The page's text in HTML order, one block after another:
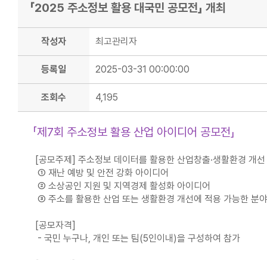
「2025 주소정보 활용 대국민 공모전」 개최
작성자 최고관리자
등록일 2025-03-31 00:00:00
조회수 4,195
「제7회 주소정보 활용 산업 아이디어 공모전」
[공모주제] 주소정보 데이터를 활용한 산업창출·생활환경 개
① 재난 예방 및 안전 강화 아이디어
② 소상공인 지원 및 지역경제 활성화 아이디어
③ 주소를 활용한 산업 또는 생활환경 개선에 적용 가능한 분야
[공모자격]
- 국민 누구나, 개인 또는 팀(5인이내)을 구성하여 참가